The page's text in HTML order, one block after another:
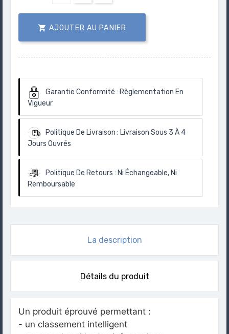
 AJOUTER AU PANIER
Garantie Conformité : Règlementation En
Vigueur
Politique De Livraison : Livraison Sous 3 À 4
Jours Ouvrés
Politique De Retours : Ni Échangeable, Ni
Remboursable
La description
Détails du produit
Un produit éprouvé permettant :
- un classement intelligent